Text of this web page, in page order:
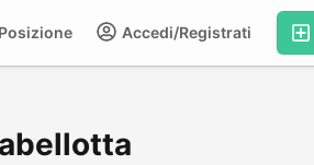
Accedi/Registrati
Posizione